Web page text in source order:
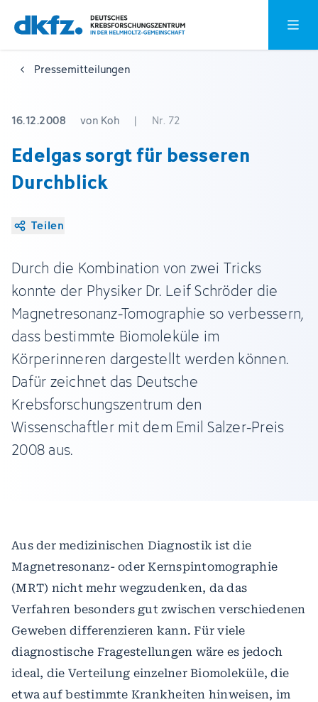
Zum
Hauptinhalt
springen
Zur
Fußzeile
springen
Pressemitteilungen
16.12.2008 von Koh | Nr. 72
Edelgas sorgt für besseren
Durchblick
Teilen
Durch die Kombination von zwei Tricks
konnte der Physiker Dr. Leif Schröder die
Magnetresonanz-Tomographie so verbessern,
dass bestimmte Biomoleküle im
Körperinneren dargestellt werden können.
Dafür zeichnet das Deutsche
Krebsforschungszentrum den
Wissenschaftler mit dem Emil Salzer-Preis
2008 aus.
Aus der medizinischen Diagnostik ist die
Magnetresonanz- oder Kernspintomographie
(MRT) nicht mehr wegzudenken, da das
Verfahren besonders gut zwischen verschiedenen
Geweben differenzieren kann. Für viele
diagnostische Fragestellungen wäre es jedoch
ideal, die Verteilung einzelner Biomoleküle, die
etwa auf bestimmte Krankheiten hinweisen, im